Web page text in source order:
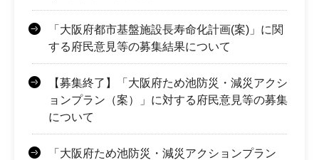
「大阪府都市基盤施設長寿命化計画(案)」に関
する府民意見等の募集結果について
【募集終了】「大阪府ため池防災・減災アクシ
ョンプラン（案）」に対する府民意見等の募集
について
「大阪府ため池防災・減災アクションプラン